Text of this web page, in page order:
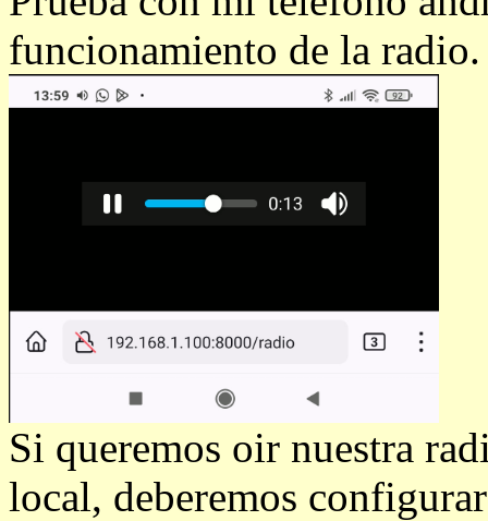
funcionamiento de la radio.
Si queremos oir nuestra
local, deberemos